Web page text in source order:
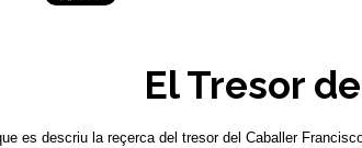
El Tresor
es descriu la reçerca del tresor del Caballer